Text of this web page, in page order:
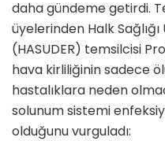
daha gündeme getirdi.
üyelerinden Halk
(HASUDER) temsilcisi
hava kirliliğinin sadece
hastalıklara neden
solunum sistemi
olduğunu vurguladı: